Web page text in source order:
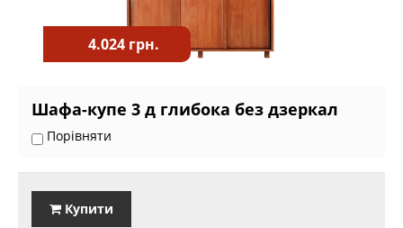
4.024 грн.
Шафа-купе 3 д глибока без дзеркал
Порівняти
Купити